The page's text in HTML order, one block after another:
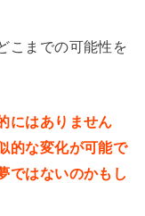
こまでの可能性を
にはありません
的な変化が可能で
ではないのかもし